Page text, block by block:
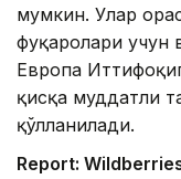
мумкин. Улар
фуқаролари учун
Европа
қисқа муддатли
қўлланилади.
Report: